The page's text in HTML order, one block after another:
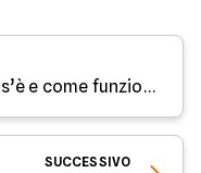
È arrivato il WiFi calling: cos’è e come funziona
SUCCESSIVO